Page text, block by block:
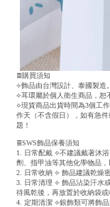
≣購買須知
⟣飾品由台灣設計、泰國製造。
⟣耳環屬於個人衛生商品，恕
⟣現貨商品出貨時間為3個工
作天（不含假日），如有急
題！
≣SWS飾品保養須知
1. 日常配戴 ⟣不建議戴著沐
劑、指甲油等其他化學物品，
2. 日常收納 ⟣ 飾品建議乾燥
3. 日常清理 ⟣ 飾品沾染汗水
待風乾後，再放置於收納袋或
4. 定期清潔 ⟣銀飾類可將飾